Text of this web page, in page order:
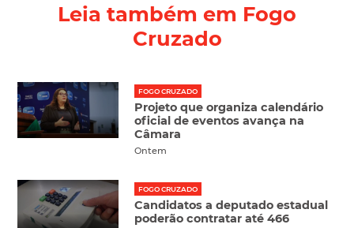
Leia também em Fogo
Cruzado
FOGO CRUZADO
Projeto que organiza calendário
oficial de eventos avança na
Câmara
Ontem
FOGO CRUZADO
Candidatos a deputado estadual
poderão contratar até 466